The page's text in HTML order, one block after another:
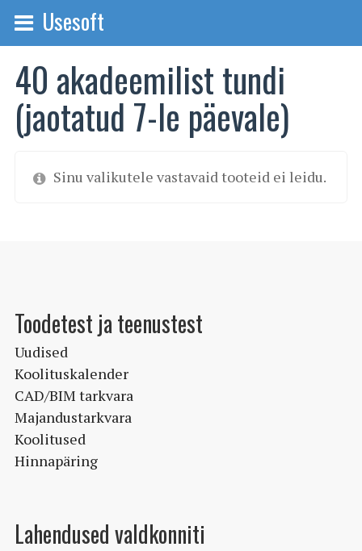
Usesoft
40 akadeemilist tundi
(jaotatud 7-le päevale)
Sinu valikutele vastavaid tooteid ei leidu.
Toodetest ja teenustest
Uudised
Koolituskalender
CAD/BIM tarkvara
Majandustarkvara
Koolitused
Hinnapäring
Lahendused valdkonniti